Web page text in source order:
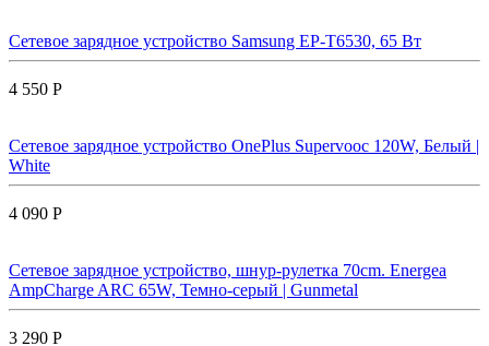
Сетевое зарядное устройство Samsung EP-T6530, 65 Вт
4 550 Р
Сетевое зарядное устройство OnePlus Supervooc 120W, Белый |
White
4 090 Р
Сетевое зарядное устройство, шнур-рулетка 70cm. Energea
AmpCharge ARC 65W, Темно-серый | Gunmetal
3 290 Р